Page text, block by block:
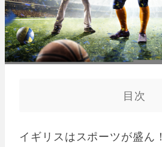
目次
イギリスはスポーツが盛ん！